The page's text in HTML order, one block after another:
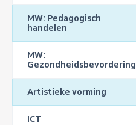
MW: Pedagogisch
handelen
MW:
Gezondheidsbevordering
Artistieke vorming
ICT